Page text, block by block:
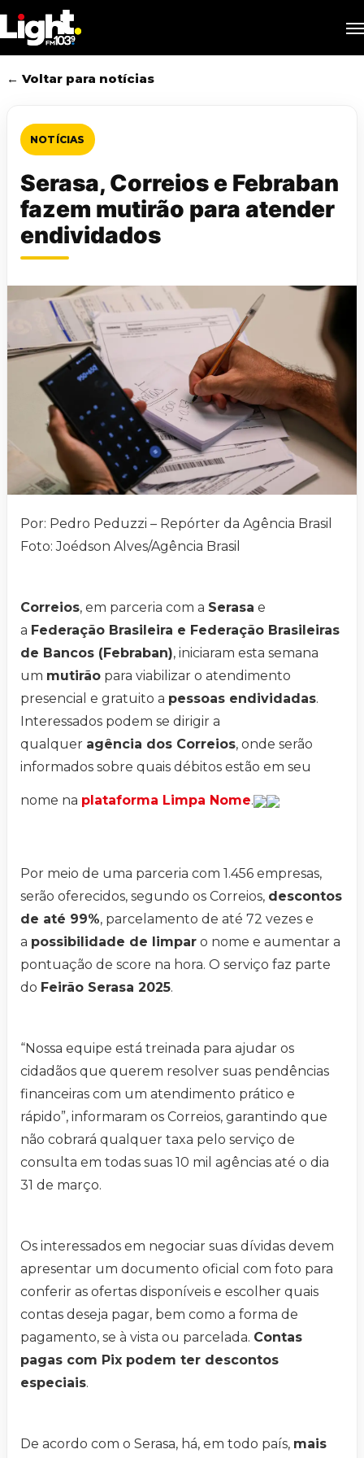
to
main
content
← Voltar para notícias
NOTÍCIAS
Serasa, Correios e Febraban
fazem mutirão para atender
endividados
Por: Pedro Peduzzi – Repórter da Agência Brasil
Foto: Joédson Alves/Agência Brasil
Correios, em parceria com a Serasa e
a Federação Brasileira e Federação Brasileiras
de Bancos (Febraban), iniciaram esta semana
um mutirão para viabilizar o atendimento
presencial e gratuito a pessoas endividadas.
Interessados podem se dirigir a
qualquer agência dos Correios, onde serão
informados sobre quais débitos estão em seu
nome na plataforma Limpa Nome.
Por meio de uma parceria com 1.456 empresas,
serão oferecidos, segundo os Correios, descontos
de até 99%, parcelamento de até 72 vezes e
a possibilidade de limpar o nome e aumentar a
pontuação de score na hora. O serviço faz parte
do Feirão Serasa 2025.
“Nossa equipe está treinada para ajudar os
cidadãos que querem resolver suas pendências
financeiras com um atendimento prático e
rápido”, informaram os Correios, garantindo que
não cobrará qualquer taxa pelo serviço de
consulta em todas suas 10 mil agências até o dia
31 de março.
Os interessados em negociar suas dívidas devem
apresentar um documento oficial com foto para
conferir as ofertas disponíveis e escolher quais
contas deseja pagar, bem como a forma de
pagamento, se à vista ou parcelada. Contas
pagas com Pix podem ter descontos
especiais.
De acordo com o Serasa, há, em todo país, mais